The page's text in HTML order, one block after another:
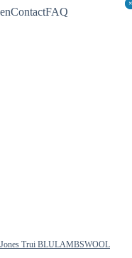
ContactFAQ
×
×
Trui BLULAMBSWOOL